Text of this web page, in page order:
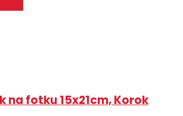
na fotku 15x21cm, Korok